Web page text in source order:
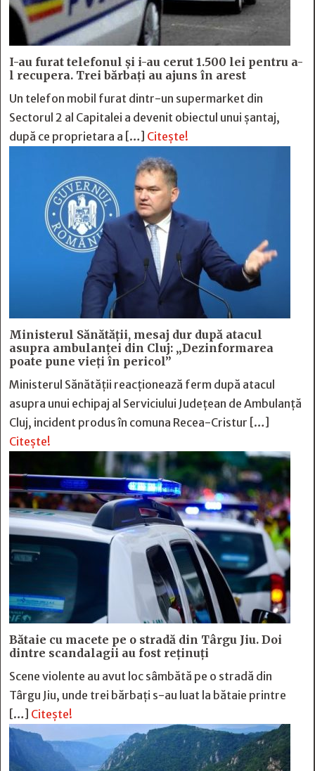
I-au furat telefonul și i-au cerut 1.500 lei pentru a-
l recupera. Trei bărbați au ajuns în arest
Un telefon mobil furat dintr-un supermarket din
Sectorul 2 al Capitalei a devenit obiectul unui șantaj,
după ce proprietara a […] Citește!
Ministerul Sănătății, mesaj dur după atacul
asupra ambulanței din Cluj: „Dezinformarea
poate pune vieți în pericol”
Ministerul Sănătății reacționează ferm după atacul
asupra unui echipaj al Serviciului Județean de Ambulanță
Cluj, incident produs în comuna Recea-Cristur […]
Citește!
Bătaie cu macete pe o stradă din Târgu Jiu. Doi
dintre scandalagii au fost reținuți
Scene violente au avut loc sâmbătă pe o stradă din
Târgu Jiu, unde trei bărbați s-au luat la bătaie printre
[…] Citește!